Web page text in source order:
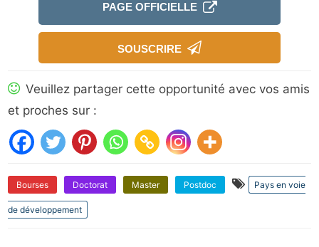
PAGE OFFICIELLE
SOUSCRIRE
Veuillez partager cette opportunité avec vos amis
et proches sur :
Bourses Doctorat Master Postdoc Pays en voie
de développement